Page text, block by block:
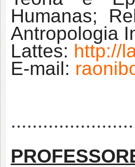
Humanas;
Antropologia
Lattes: http://
E-mail: